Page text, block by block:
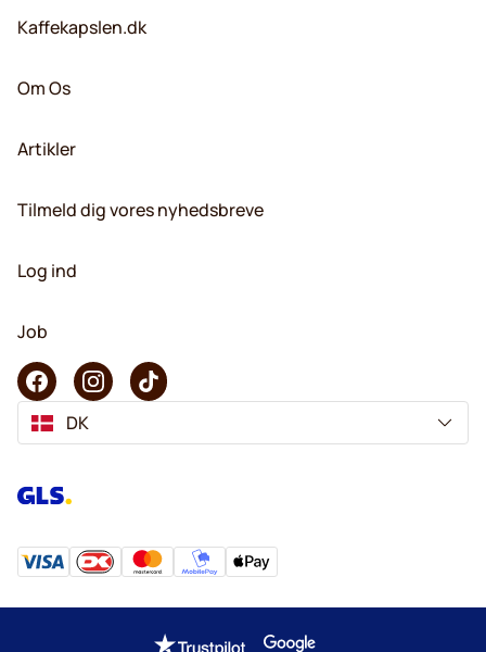
Kaffekapslen.dk
Om Os
Artikler
Tilmeld dig vores nyhedsbreve
Log ind
Job
DK